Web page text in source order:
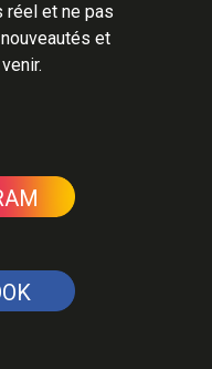
réel et ne pas
et